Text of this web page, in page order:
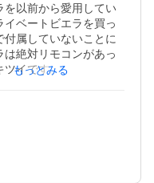
を以前から愛用してい
イベートビエラを買っ
属していないことに
絶対リモコンがあっ
イです。劇的に使い
もっとみる